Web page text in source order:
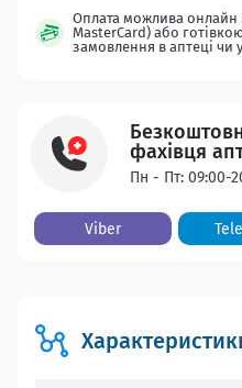
Оплата можлива онлайн
MasterCard) або
замовлення в аптеці чи
фахівця
Пн - Пт: 09:00-
Viber